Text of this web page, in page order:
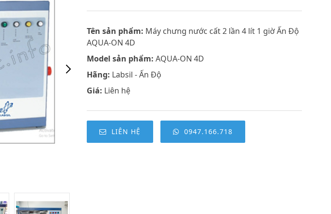
Tên sản phẩm: Máy chưng nước cất 2 lần 4 lít 1 giờ Ấn Độ
AQUA-ON 4D
Model sản phẩm: AQUA-ON 4D
Hãng: Labsil - Ấn Độ
Giá: Liên hệ
LIÊN HỆ 0947.166.718